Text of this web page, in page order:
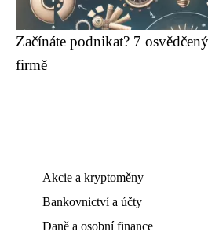
Začínáte podnikat? 7
firmě
Akcie a kryptoměny
Bankovnictví a účty
Daně a osobní finance